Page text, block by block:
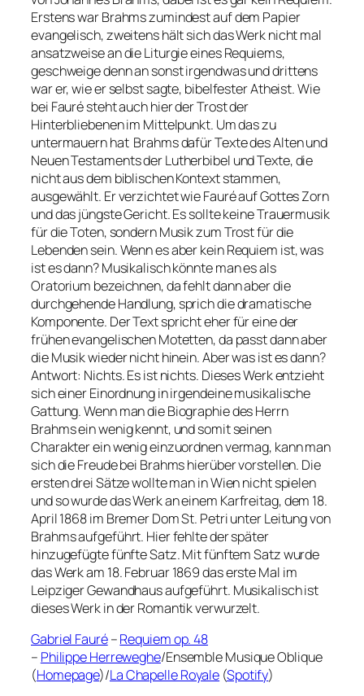
Erstens war Brahms zumindest auf dem Papier
evangelisch, zweitens hält sich das Werk nicht mal
ansatzweise an die Liturgie eines Requiems,
geschweige denn an sonst irgendwas und drittens
war er, wie er selbst sagte, bibelfester Atheist. Wie
bei Fauré steht auch hier der Trost der
Hinterbliebenen im Mittelpunkt. Um das zu
untermauern hat Brahms dafür Texte des Alten und
Neuen Testaments der Lutherbibel und Texte, die
nicht aus dem biblischen Kontext stammen,
ausgewählt. Er verzichtet wie Fauré auf Gottes Zorn
und das jüngste Gericht. Es sollte keine Trauermusik
für die Toten, sondern Musik zum Trost für die
Lebenden sein. Wenn es aber kein Requiem ist, was
ist es dann? Musikalisch könnte man es als
Oratorium bezeichnen, da fehlt dann aber die
durchgehende Handlung, sprich die dramatische
Komponente. Der Text spricht eher für eine der
frühen evangelischen Motetten, da passt dann aber
die Musik wieder nicht hinein. Aber was ist es dann?
Antwort: Nichts. Es ist nichts. Dieses Werk entzieht
sich einer Einordnung in irgendeine musikalische
Gattung. Wenn man die Biographie des Herrn
Brahms ein wenig kennt, und somit seinen
Charakter ein wenig einzuordnen vermag, kann man
sich die Freude bei Brahms hierüber vorstellen. Die
ersten drei Sätze wollte man in Wien nicht spielen
und so wurde das Werk an einem Karfreitag, dem 18.
April 1868 im Bremer Dom St. Petri unter Leitung von
Brahms aufgeführt. Hier fehlte der später
hinzugefügte fünfte Satz. Mit fünftem Satz wurde
das Werk am 18. Februar 1869 das erste Mal im
Leipziger Gewandhaus aufgeführt. Musikalisch ist
dieses Werk in der Romantik verwurzelt.
Gabriel Fauré–Requiem op. 48
– Philippe Herreweghe/Ensemble Musique Oblique
(Homepage)/La Chapelle Royale (Spotify)